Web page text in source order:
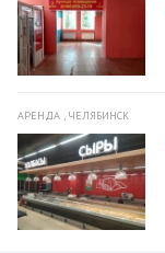
АРЕНДА , ЧЕЛЯБИНСК